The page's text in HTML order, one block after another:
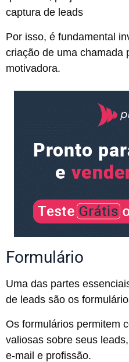
captura de leads
Por isso, é fundamental
criação de uma chamada
motivadora.
Formulário
Uma das partes
de leads são os
Os formulários permitem
valiosas sobre seus
e-mail e profissão.